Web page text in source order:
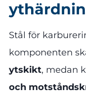
Stål för
komponenten
ytskikt, medan
och